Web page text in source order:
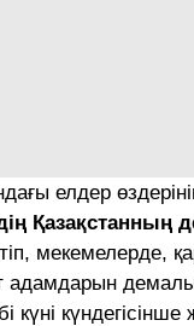
елдер
Қазақстанның
мекемелерде,
адамдарын
күні